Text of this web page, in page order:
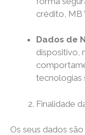
crédito, MB
Dados de
dispositivo,
tecnologias
Finalidade
Os seus dados